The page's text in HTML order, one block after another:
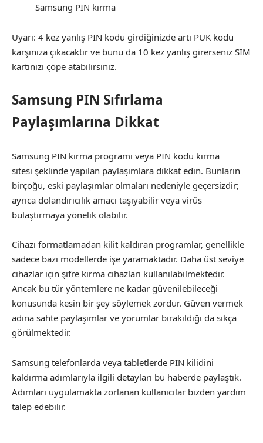
Samsung PIN kırma
Uyarı: 4 kez yanlış PIN kodu girdiğinizde artı PUK kodu
karşınıza çıkacaktır ve bunu da 10 kez yanlış girerseniz SIM
kartınızı çöpe atabilirsiniz.
Samsung PIN Sıfırlama
Paylaşımlarına Dikkat
Samsung PIN kırma programı veya PIN kodu kırma
sitesi şeklinde yapılan paylaşımlara dikkat edin. Bunların
birçoğu, eski paylaşımlar olmaları nedeniyle geçersizdir;
ayrıca dolandırıcılık amacı taşıyabilir veya virüs
bulaştırmaya yönelik olabilir.
Cihazı formatlamadan kilit kaldıran programlar, genellikle
sadece bazı modellerde işe yaramaktadır. Daha üst seviye
cihazlar için şifre kırma cihazları kullanılabilmektedir.
Ancak bu tür yöntemlere ne kadar güvenilebileceği
konusunda kesin bir şey söylemek zordur. Güven vermek
adına sahte paylaşımlar ve yorumlar bırakıldığı da sıkça
görülmektedir.
Samsung telefonlarda veya tabletlerde PIN kilidini
kaldırma adımlarıyla ilgili detayları bu haberde paylaştık.
Adımları uygulamakta zorlanan kullanıcılar bizden yardım
talep edebilir.